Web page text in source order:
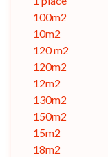
100m2
10m2
120 m2
120m2
12m2
130m2
150m2
15m2
18m2